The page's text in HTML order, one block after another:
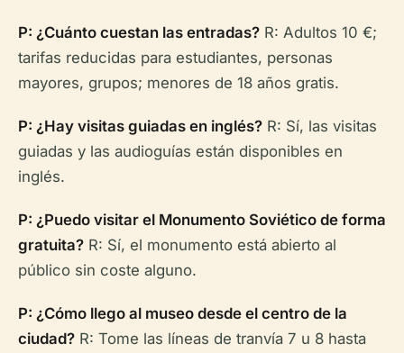
P: ¿Cuánto cuestan las entradas? R: Adultos 10 €;
tarifas reducidas para estudiantes, personas
mayores, grupos; menores de 18 años gratis.
P: ¿Hay visitas guiadas en inglés? R: Sí, las visitas
guiadas y las audioguías están disponibles en
inglés.
P: ¿Puedo visitar el Monumento Soviético de forma
gratuita? R: Sí, el monumento está abierto al
público sin coste alguno.
P: ¿Cómo llego al museo desde el centro de la
ciudad? R: Tome las líneas de tranvía 7 u 8 hasta